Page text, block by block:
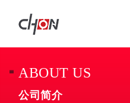
ABOUT US
公司简介